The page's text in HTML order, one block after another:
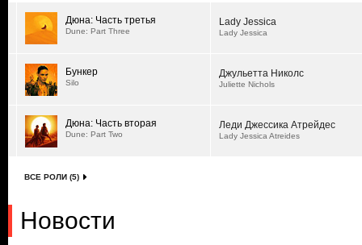
Дюна: Часть третья
Dune: Part Three
Lady Jessica
Lady Jessica
Бункер
Silo
Джульетта Николс
Juliette Nichols
Дюна: Часть вторая
Dune: Part Two
Леди Джессика Атрейдес
Lady Jessica Atreides
ВСЕ РОЛИ (5)
Новости